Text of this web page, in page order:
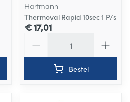
Hartmann
Thermoval Rapid 10sec 1 P/s
€ 17,01
Bestel